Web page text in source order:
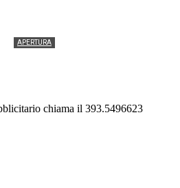
APERTURA
chiama il 393.5496623